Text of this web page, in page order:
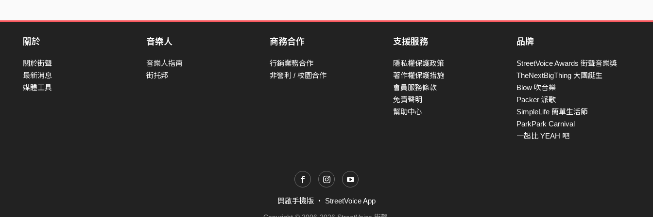
關於
關於街聲
最新消息
媒體工具
音樂人
音樂人指南
街托邦
商務合作
行銷業務合作
非營利 / 校園合作
支援服務
隱私權保護政策
著作權保護措施
會員服務條款
免責聲明
幫助中心
品牌
StreetVoice Awards 街聲音樂獎
TheNextBigThing 大團誕生
Blow 吹音樂
Packer 派歌
SimpleLife 簡單生活節
ParkPark Carnival
一起比 YEAH 吧
開啟手機版 ・ StreetVoice App